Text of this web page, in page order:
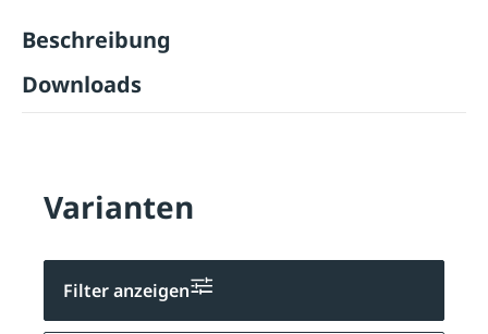
Beschreibung
Downloads
Varianten
Filter anzeigen